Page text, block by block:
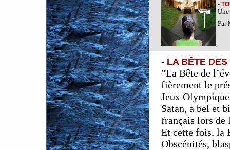
-
Par
- LA BÊTE DES
‟La Bête de
fièrement le
Jeux
Satan, a bel et
français lors de
Et cette fois, la
Obscénités,